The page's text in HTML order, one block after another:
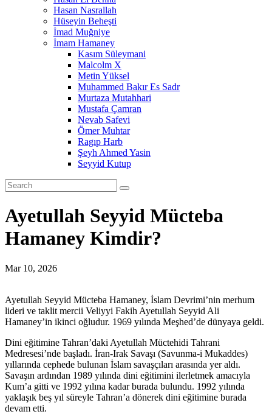
Hasan Nasrallah
Hüseyin Beheşti
İmad Muğniye
İmam Hamaney
Kasım Süleymani
Malcolm X
Metin Yüksel
Muhammed Bakır Es Sadr
Murtaza Mutahhari
Mustafa Çamran
Nevab Safevi
Ömer Muhtar
Ragıp Harb
Şeyh Ahmed Yasin
Seyyid Kutup
Ayetullah Seyyid Mücteba
Hamaney Kimdir?
Mar 10, 2026
Ayetullah Seyyid Mücteba Hamaney, İslam Devrimi’nin merhum
lideri ve taklit mercii Veliyyi Fakih Ayetullah Seyyid Ali
Hamaney’in ikinci oğludur. 1969 yılında Meşhed’de dünyaya geldi.
Dini eğitimine Tahran’daki Ayetullah Müctehidi Tahrani
Medresesi’nde başladı. İran‑Irak Savaşı (Savunma-i Mukaddes)
yıllarında cephede bulunan İslam savaşçıları arasında yer aldı.
Savaşın ardından 1989 yılında dini eğitimini ilerletmek amacıyla
Kum’a gitti ve 1992 yılına kadar burada bulundu. 1992 yılında
yaklaşık beş yıl süreyle Tahran’a dönerek dini eğitimine burada
devam etti.